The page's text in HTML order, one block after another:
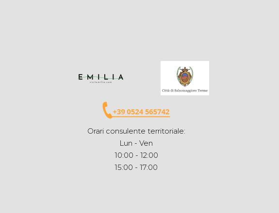
Orari consulente territoriale:
Lun - Ven
10:00 - 12:00
15:00 - 17:00